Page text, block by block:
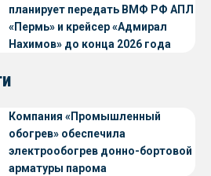
планирует передать ВМФ РФ АПЛ
«Пермь» и крейсер «Адмирал
Нахимов» до конца 2026 года
Компания «Промышленный
обогрев» обеспечила
электрообогрев донно-бортовой
арматуры парома